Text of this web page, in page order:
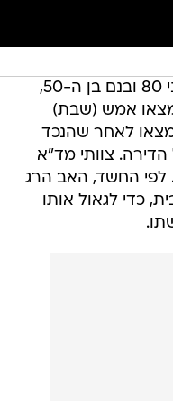
שלוש גופות של שני קשישים בני 80 ובנם בן ה-50,
אמש (שבת)
לאחר שהנכד
צוותי מד"א
לפי החשד, האב הרג
כדי לגאול אותו